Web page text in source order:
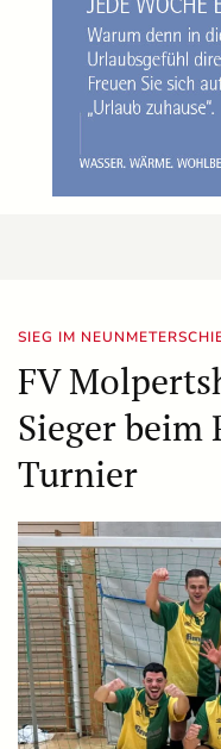
SIEG IM
FV
Sieger beim
Turnier